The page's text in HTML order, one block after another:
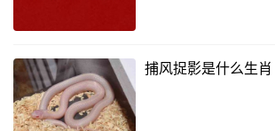
捕风捉影是什么生肖